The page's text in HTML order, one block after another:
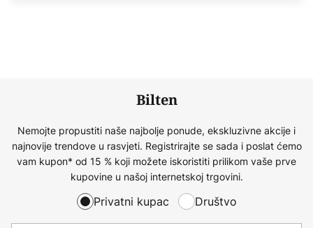
Bilten
Nemojte propustiti naše najbolje ponude, ekskluzivne akcije i
najnovije trendove u rasvjeti. Registrirajte se sada i poslat ćemo
vam kupon* od 15 % koji možete iskoristiti prilikom vaše prve
kupovine u našoj internetskoj trgovini.
Privatni kupac Društvo